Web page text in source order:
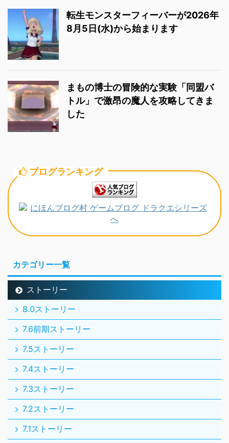
転生モンスターフィーバーが2026年
8月5日(水)から始まります
まもの博士の冒険的な実験「同盟バ
トル」で激昂の魔人を攻略してきま
した
ブログランキング
カテゴリー一覧
ストーリー
8.0ストーリー
7.6前期ストーリー
7.5ストーリー
7.4ストーリー
7.3ストーリー
7.2ストーリー
7.1ストーリー